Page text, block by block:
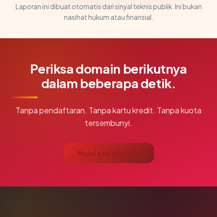
Laporan ini dibuat otomatis dari sinyal teknis publik. Ini bukan
nasihat hukum atau finansial.
Periksa domain berikutnya
dalam beberapa detik.
Tanpa pendaftaran. Tanpa kartu kredit. Tanpa kuota
tersembunyi.
Mulai cek gratis →